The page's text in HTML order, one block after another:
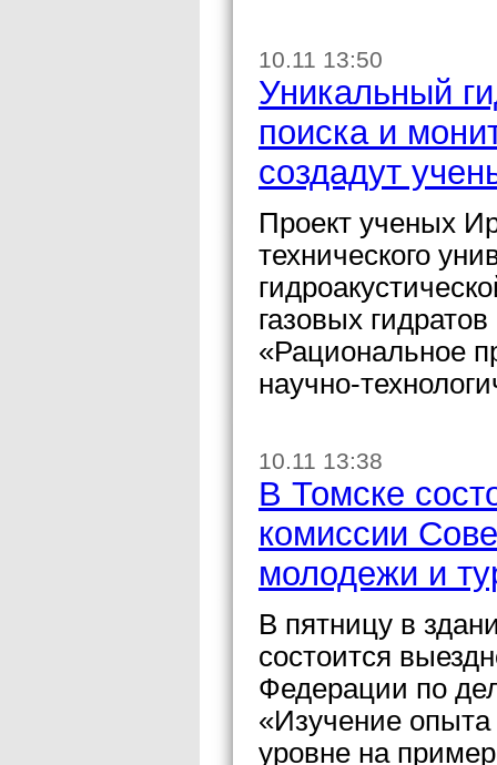
10.11 13:50
Уникальный
поиска и
создадут
Проект ученых
технического
газовых
«Рациональное
научно-
10.11 13:38
В Томске
комиссии
молодежи и
В пятницу в
состоится
Федерации по
«Изучение опыта
уровне на